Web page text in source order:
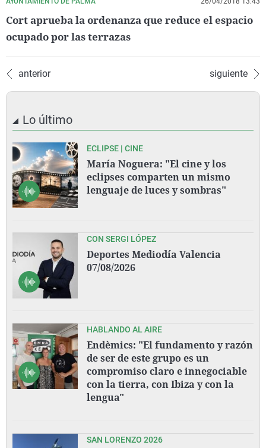
Cort aprueba la ordenanza que reduce el espacio
ocupado por las terrazas
anterior siguiente
Lo último
ECLIPSE | CINE
María Noguera: "El cine y los
eclipses comparten un mismo
lenguaje de luces y sombras"
CON SERGI LÓPEZ
Deportes Mediodía Valencia
07/08/2026
HABLANDO AL AIRE
Endèmics: "El fundamento y razón
de ser de este grupo es un
compromiso claro e innegociable
con la tierra, con Ibiza y con la
lengua"
SAN LORENZO 2026